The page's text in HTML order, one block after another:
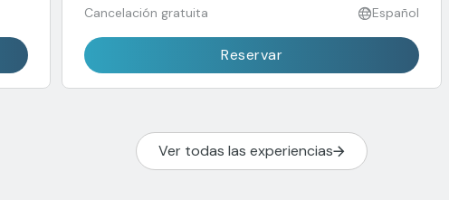
Cancelación gratuita Español
Reservar
Ver todas las experiencias